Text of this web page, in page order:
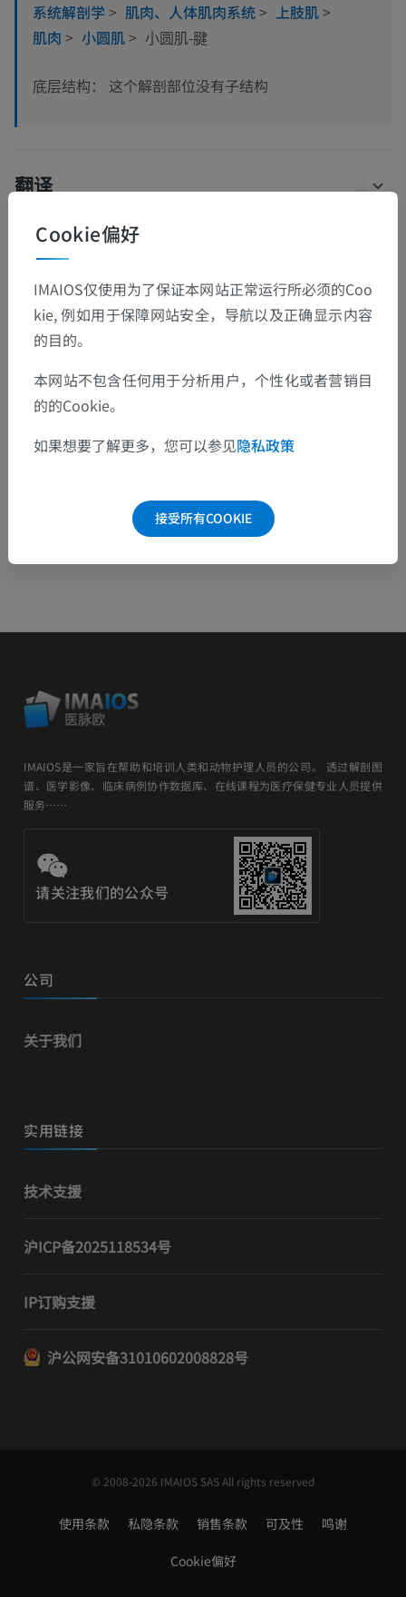
系统解剖学 > 肌肉、人体肌肉系统> 上肢肌>
肌肉 > 小圆肌> 小圆肌-腱
底层结构： 这个解剖部位没有子结构
翻译
欢迎提出更正、翻译或内容改进的建议。
IMAIOS是一家旨在帮助和培训人类和动物护理人员的公司。 透过解剖图
谱、医学影像、临床病例协作数据库、在线课程为医疗保健专业人员提供
服务……
请关注我们的公众号
公司
关于我们
实用链接
技术支援
沪ICP备2025118534号
IP订购支援
沪公网安备31010602008828号
© 2008-2026 IMAIOS SAS All rights reserved
使用条款 私隐条款 销售条款 可及性 鸣谢
Cookie偏好
Cookie偏好
IMAIOS仅使用为了保证本网站正常运行所必须的Coo
kie, 例如用于保障网站安全，导航以及正确显示内容
的目的。
本网站不包含任何用于分析用户，个性化或者营销目
的的Cookie。
如果想要了解更多，您可以参见隐私政策
接受所有COOKIE